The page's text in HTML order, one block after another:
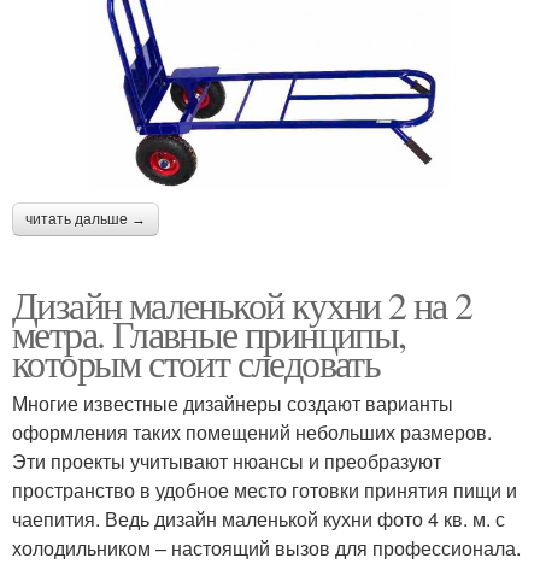
читать дальше →
Дизайн маленькой кухни 2 на 2
метра. Главные принципы,
которым стоит следовать
Многие известные дизайнеры создают варианты
оформления таких помещений небольших размеров.
Эти проекты учитывают нюансы и преобразуют
пространство в удобное место готовки принятия пищи и
чаепития. Ведь дизайн маленькой кухни фото 4 кв. м. с
холодильником – настоящий вызов для профессионала.